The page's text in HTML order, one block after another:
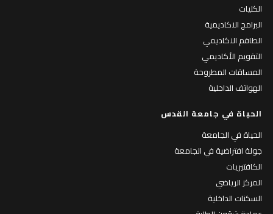
الكليات
البرامج الاكاديمية
الطاقم الاكاديمي
التقويم الأكاديمي
المساقات المطروحة
الهواتف الداخلية
الحياة في جامعة القدس
الحياة في الجامعة
جولة افتراضية في الجامعة
الكافتيريات
المركز الرياضي
السكنات الداخلية